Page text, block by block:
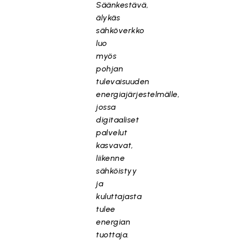
Säänkestävä,
älykäs
sähköverkko
luo
myös
pohjan
tulevaisuuden
energiajärjestelmälle,
jossa
digitaaliset
palvelut
kasvavat,
liikenne
sähköistyy
ja
kuluttajasta
tulee
energian
tuottaja.